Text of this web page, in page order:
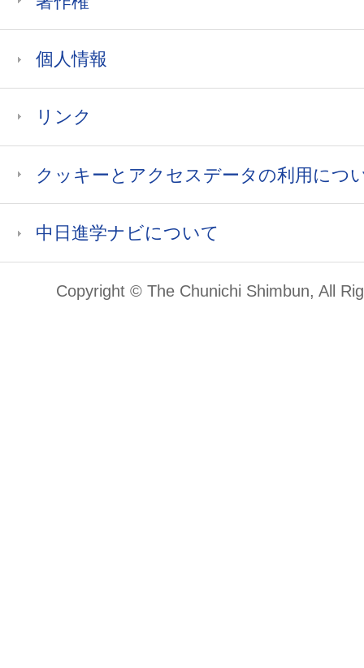
個人情報
リンク
クッキーとアクセスデータの利用につ
中日進学ナビについて
Copyright © The Chunichi Shimbun, All